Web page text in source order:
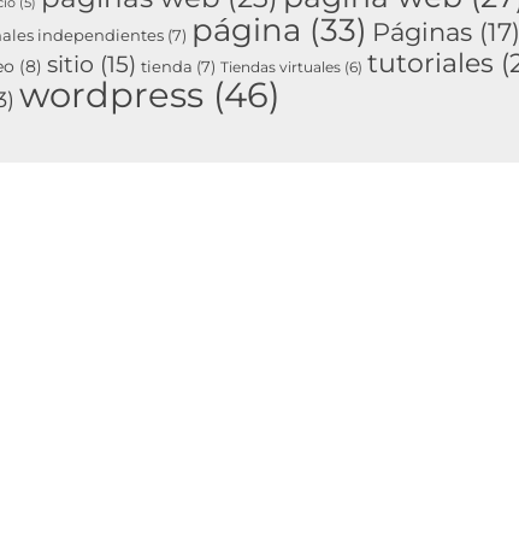
(5)
independientes (7) página (33) Páginas (17)
(8) sitio (15) tienda (7) Tiendas virtuales (6) tutoriales
wordpress (46)